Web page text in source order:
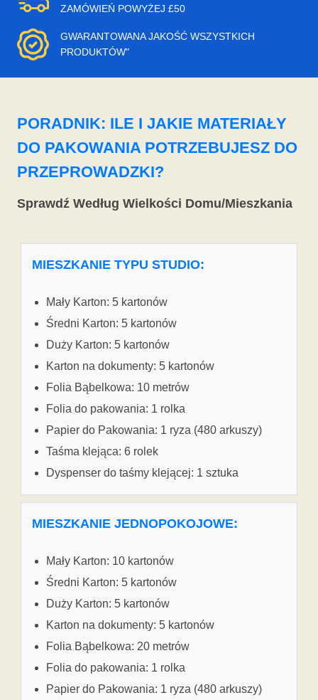
ZAMÓWIEŃ POWYŻEJ £50
GWARANTOWANA JAKOŚĆ WSZYSTKICH
PRODUKTÓW"
PORADNIK: ILE I JAKIE MATERIAŁY
DO PAKOWANIA POTRZEBUJESZ DO
PRZEPROWADZKI?
Sprawdź Według Wielkości Domu/Mieszkania
MIESZKANIE TYPU STUDIO:
Mały Karton: 5 kartonów
Średni Karton: 5 kartonów
Duży Karton: 5 kartonów
Karton na dokumenty: 5 kartonów
Folia Bąbelkowa: 10 metrów
Folia do pakowania: 1 rolka
Papier do Pakowania: 1 ryza (480 arkuszy)
Taśma klejąca: 6 rolek
Dyspenser do taśmy klejącej: 1 sztuka
MIESZKANIE JEDNOPOKOJOWE:
Mały Karton: 10 kartonów
Średni Karton: 5 kartonów
Duży Karton: 5 kartonów
Karton na dokumenty: 5 kartonów
Folia Bąbelkowa: 20 metrów
Folia do pakowania: 1 rolka
Papier do Pakowania: 1 ryza (480 arkuszy)